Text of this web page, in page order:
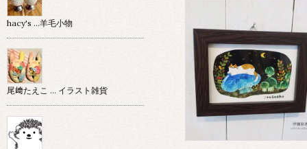
hacy's …羊毛小物
尾﨑たえこ … イラスト雑貨